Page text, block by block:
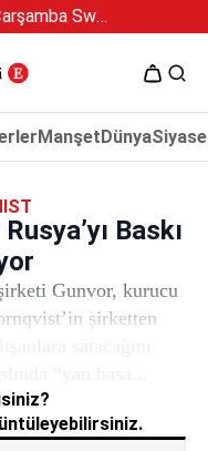
5 Ağustos 2026 Çarşamba Swan Özel 2
ManşetDünya
Baskı
Gunvor, kurucu
şirketten